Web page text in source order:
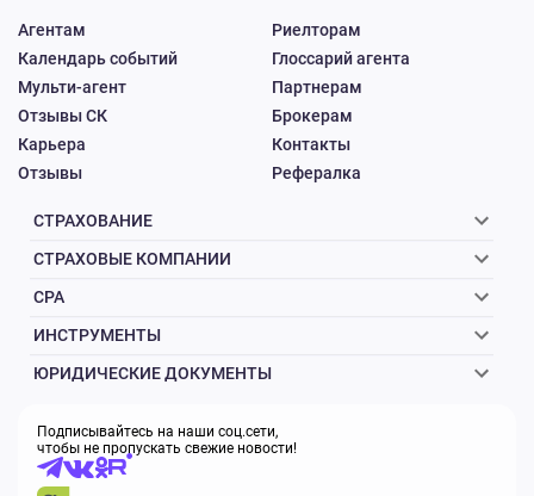
Агентам
Риелторам
Календарь событий
Глоссарий агента
Мульти-агент
Партнерам
Отзывы СК
Брокерам
Карьера
Контакты
Отзывы
Рефералка
СТРАХОВАНИЕ
СТРАХОВЫЕ КОМПАНИИ
CPA
ИНСТРУМЕНТЫ
ЮРИДИЧЕСКИЕ ДОКУМЕНТЫ
Подписывайтесь на наши соц.сети,
чтобы не пропускать свежие новости!